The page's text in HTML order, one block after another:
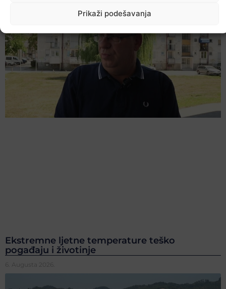
Prikaži podešavanja
Ekstremne ljetne temperature teško
pogađaju i životinje
6. Augusta 2026.